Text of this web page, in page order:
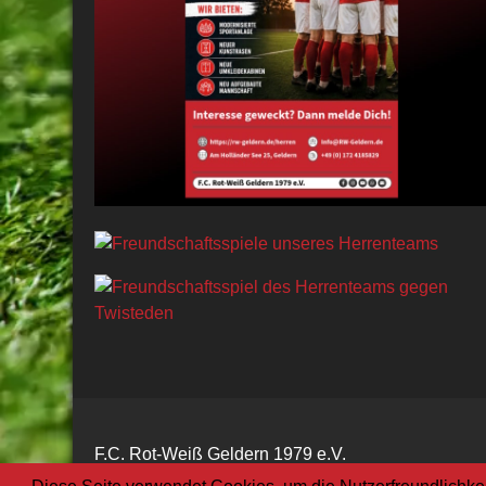
F.C. Rot-Weiß Geldern 1979 e.V.